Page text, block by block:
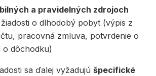
a pravidelných zdrojoch
o dlhodobý pobyt (výpis z
pracovná zmluva, potvrdenie o
o dôchodku)
sa ďalej vyžadujú špecifické